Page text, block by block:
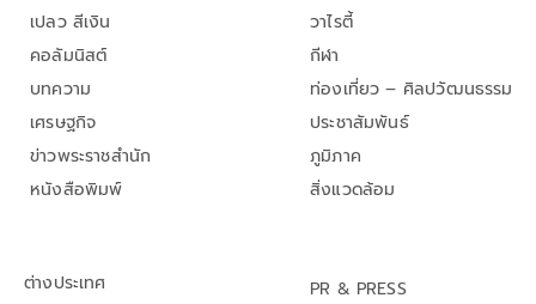
เปลว สีเงิน
คอลัมนิสต์
บทความ
เศรษฐกิจ
ข่าวพระราชสำนัก
หนังสือพิมพ์
วาไรตี้
กีฬา
ท่องเที่ยว – ศิลปวัฒนธรรม
ประชาสัมพันธ์
ภูมิภาค
สิ่งแวดล้อม
ต่างประเทศ
PR & PRESS